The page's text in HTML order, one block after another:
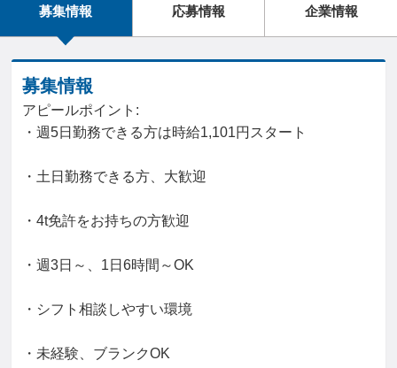
募集情報 応募情報 企業情報
募集情報
アピールポイント:
・週5日勤務できる方は時給1,101円スタート
・土日勤務できる方、大歓迎
・4t免許をお持ちの方歓迎
・週3日～、1日6時間～OK
・シフト相談しやすい環境
・未経験、ブランクOK